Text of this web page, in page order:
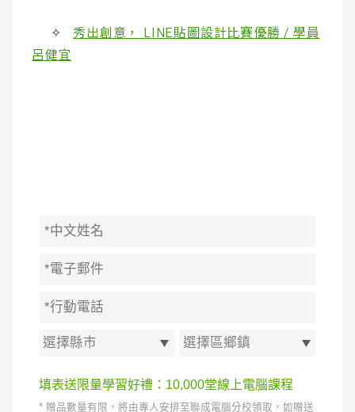
✧秀出創意， LINE貼圖設計比賽優勝 / 學員
呂健宜